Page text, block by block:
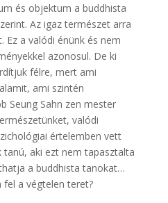
és objektum a buddhista
Az igaz természet arra
Ez a valódi énünk és nem
azonosul. De ki
félre, mert ami
ami szintén
Seung Sahn zen mester
valódi
értelemben vett
aki ezt nem tapasztalta
a buddhista tanokat…
a végtelen teret?